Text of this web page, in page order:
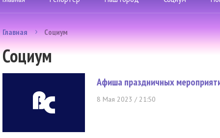
Главная Социум
Социум
Афиша праздничных
8 Мая 2023 / 21:50